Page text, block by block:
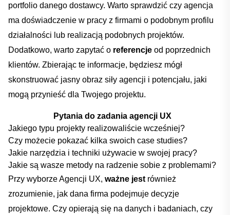
‌portfolio danego dostawcy. ‍Warto sprawdzić czy agencja
ma ⁤doświadczenie w pracy ​z firmami o podobnym profilu
działalności lub realizacją​ podobnych ​projektów.
Dodatkowo, warto zapytać o referencje od poprzednich
klientów. ⁤Zbierając te‌ informacje, będziesz mógł
skonstruować jasny obraz ⁤siły agencji i potencjału, jaki
mogą przynieść dla ⁤Twojego projektu.
Pytania do zadania agencji UX
Jakiego typu projekty realizowaliście wcześniej?
Czy możecie pokazać kilka swoich case studies?
Jakie narzędzia i ‍techniki używacie ‌w swojej‍ pracy?
Jakie są wasze​ metody na radzenie‌ sobie z problemami?
Przy wyborze Agencji UX,⁢ ważne jest również
zrozumienie, jak dana firma podejmuje⁢ decyzje
projektowe.⁤ Czy opierają ⁤się na danych i ‌badaniach, czy